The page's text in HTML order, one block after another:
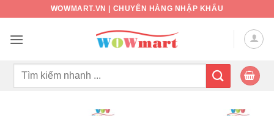
nội
WOWMART.VN | CHUYÊN HÀNG NHẬP KHẨU
Tìm